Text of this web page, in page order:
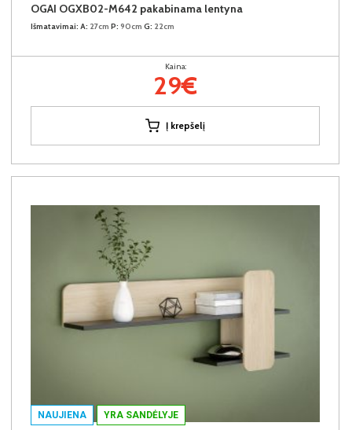
OGAI OGXB02-M642 pakabinama lentyna
Išmatavimai: A: 27cm P: 90cm G: 22cm
Kaina:
29€
Į krepšelį
NAUJIENA YRA SANDĖLYJE